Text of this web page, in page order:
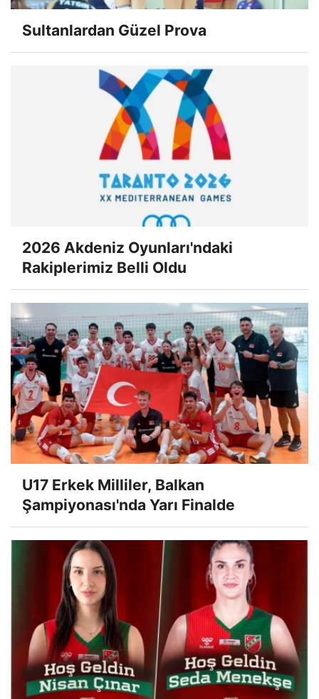
Sultanlardan Güzel Prova
2026 Akdeniz Oyunları'ndaki
Rakiplerimiz Belli Oldu
U17 Erkek Milliler, Balkan
Şampiyonası'nda Yarı Finalde